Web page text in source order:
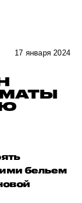
17 января 2024
бельем